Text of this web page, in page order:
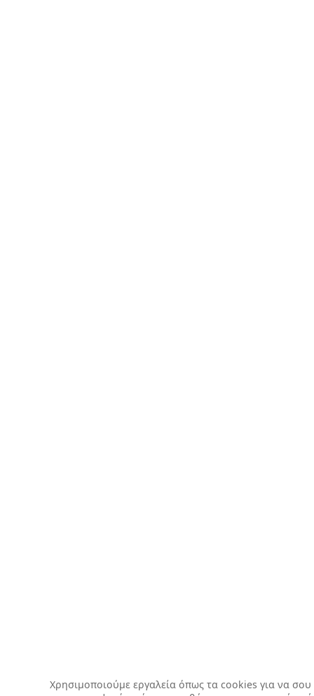
Χρησιμοποιούμε εργαλεία όπως τα cookies για να